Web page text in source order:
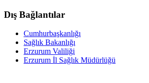
Dış Bağlantılar
Cumhurbaşkanlığı
Sağlık Bakanlığı
Erzurum Valiliği
Erzurum İl Sağlık Müdürlüğü